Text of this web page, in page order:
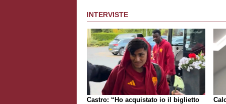
INTERVISTE
Castro: “Ho acquistato io il biglietto